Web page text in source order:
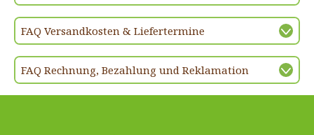
FAQ Versandkosten & Liefertermine
FAQ Rechnung, Bezahlung und Reklamation